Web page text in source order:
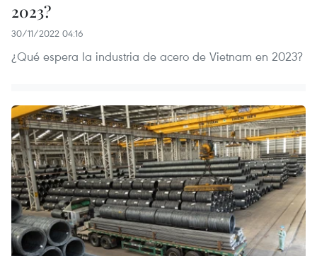
2023?
30/11/2022 04:16
¿Qué espera la industria de acero de Vietnam en 2023?